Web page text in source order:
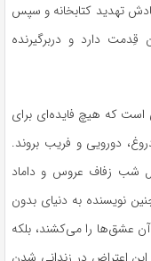
تهدید کتابخانه و سپس
دارد و دربرگیرنده
است که هیچ‌ فایده‌ای برای
دورویی و فریب بروند.
شب زفاف عروس و داماد
نویسنده به دنیای بدون
عشق‌ها را می‌کشند، بلکه